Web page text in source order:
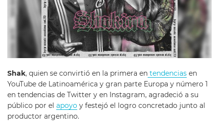
Shak, quien se convirtió en la primera en tendencias en
YouTube de Latinoamérica y gran parte Europa y número 1
en tendencias de Twitter y en Instagram, agradeció a su
público por el apoyo y festejó el logro concretado junto al
productor argentino.